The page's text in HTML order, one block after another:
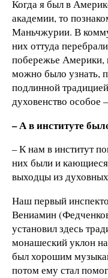
Когда я был в
академии, то
Маньчжурии. В
них оттуда
побережье Америки,
можно было узнать,
подлинной
духовенство особое
– А в институте
– К нам в институт
них были и
выходцы из
Наш первый
Вениамин
установил здесь
монашеский уклон
был хорошим
потом ему стал